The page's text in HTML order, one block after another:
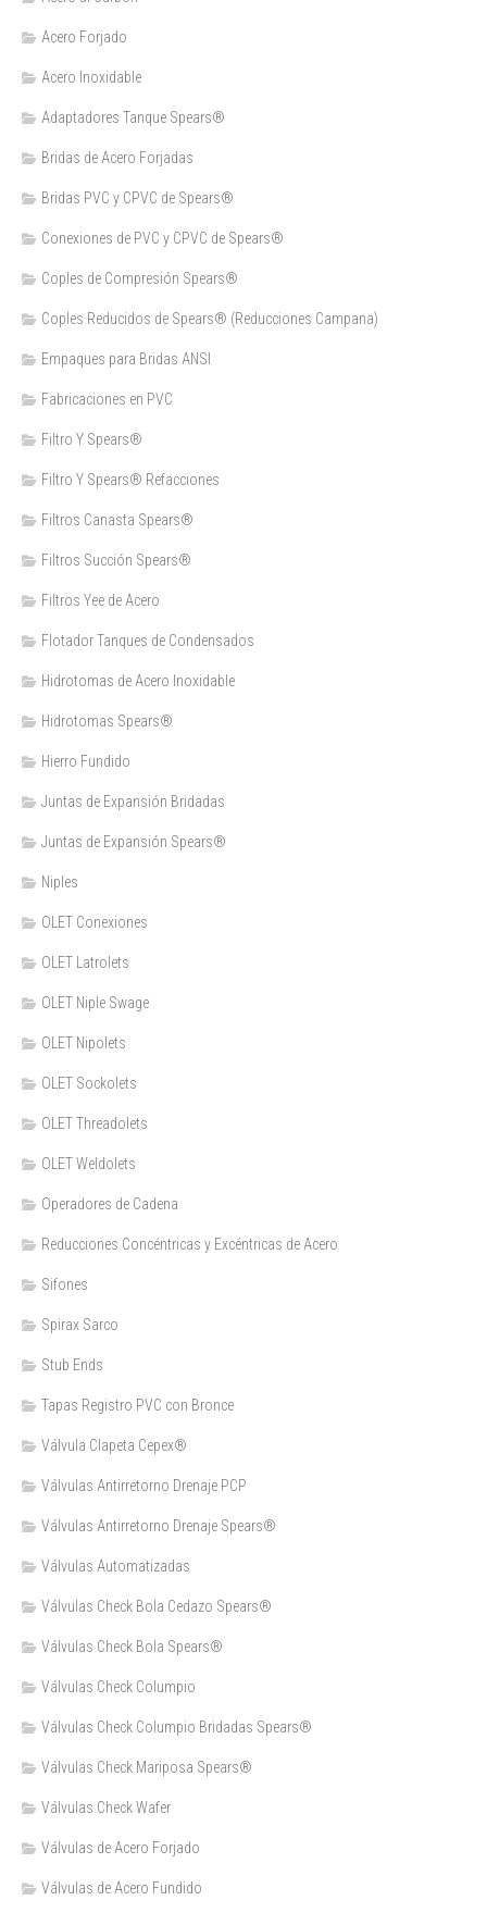
Acero Forjado
Acero Inoxidable
Adaptadores Tanque Spears®
Bridas de Acero Forjadas
Bridas PVC y CPVC de Spears®
Conexiones de PVC y CPVC de Spears®
Coples de Compresión Spears®
Coples Reducidos de Spears® (Reducciones Campana)
Empaques para Bridas ANSI
Fabricaciones en PVC
Filtro Y Spears®
Filtro Y Spears® Refacciones
Filtros Canasta Spears®
Filtros Succión Spears®
Filtros Yee de Acero
Flotador Tanques de Condensados
Hidrotomas de Acero Inoxidable
Hidrotomas Spears®
Hierro Fundido
Juntas de Expansión Bridadas
Juntas de Expansión Spears®
Niples
OLET Conexiones
OLET Latrolets
OLET Niple Swage
OLET Nipolets
OLET Sockolets
OLET Threadolets
OLET Weldolets
Operadores de Cadena
Reducciones Concéntricas y Excéntricas de Acero
Sifones
Spirax Sarco
Stub Ends
Tapas Registro PVC con Bronce
Válvula Clapeta Cepex®
Válvulas Antirretorno Drenaje PCP
Válvulas Antirretorno Drenaje Spears®
Válvulas Automatizadas
Válvulas Check Bola Cedazo Spears®
Válvulas Check Bola Spears®
Válvulas Check Columpio
Válvulas Check Columpio Bridadas Spears®
Válvulas Check Mariposa Spears®
Válvulas Check Wafer
Válvulas de Acero Forjado
Válvulas de Acero Fundido